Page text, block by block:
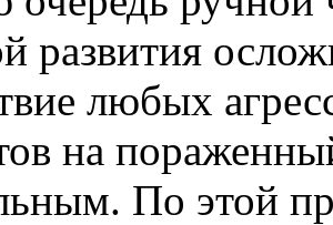
развития
любых
на
По этой